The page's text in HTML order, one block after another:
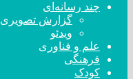
چند رسانه‌ای
گزارش تصویری
ویدئو
علم و فناوری
فرهنگی
کودک